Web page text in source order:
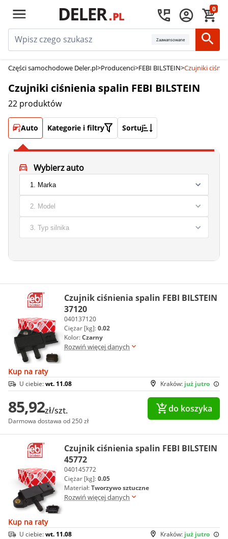
0
Zaawansowane
Części samochodowe Deler.pl>Producenci>FEBI BILSTEIN>Czujniki
Czujniki ciśnienia spalin FEBI BILSTEIN
22 produktów
Auto Kategorie i filtry Sortuj
Wybierz auto
Czujnik ciśnienia spalin FEBI BILSTEIN
37120
040137120
Ciężar [kg]:0.02
Kolor:Czarny
Rozwiń więcej danych
Kup na raty
Kraków: już jutro
U ciebie:wt. 11.08
85,92zł/szt.
Darmowa dostawa od 250 zł
do koszyka
Czujnik ciśnienia spalin FEBI BILSTEIN
45772
040145772
Ciężar [kg]:0.05
Materiał:Tworzywo sztuczne
Rozwiń więcej danych
Kup na raty
Kraków: już jutro
U ciebie:wt. 11.08